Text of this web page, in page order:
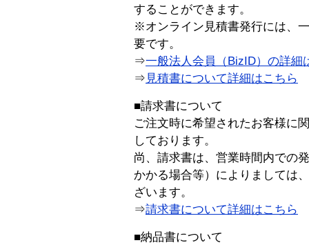
することができます。
※オンライン見積書発行には、
要です。
⇒一般法人会員（BizID）の詳細
⇒ 見積書について詳細はこちら
■請求書について
ご注文時に希望されたお客様に
しております。
尚、請求書は、営業時間内での
かかる場合等）によりましては
ざいます。
⇒請求書について詳細はこちら
■納品書について